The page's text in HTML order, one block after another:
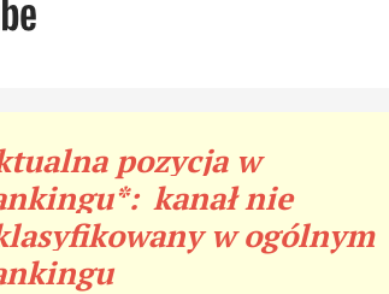
pozycja w
kanał nie
w ogólnym